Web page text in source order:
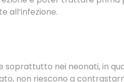
all’infezione.
nei neonati, in
non riescono a